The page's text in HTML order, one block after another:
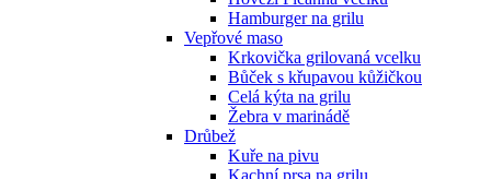
Hamburger na grilu
Vepřové maso
Krkovička grilovaná vcelku
Bůček s křupavou kůžičkou
Celá kýta na grilu
Žebra v marinádě
Drůbež
Kuře na pivu
Kachní prsa na grilu